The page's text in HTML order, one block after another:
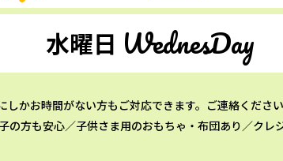
水曜日 WednesDay
しかお時間がない方もご対応できます。ご連絡ください
の方も安心／子供さま用のおもちゃ・布団あり／クレ